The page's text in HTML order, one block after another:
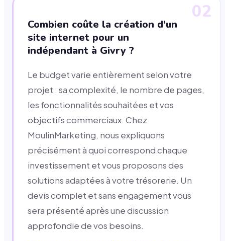
02
Combien coûte la création d'un
site internet pour un
indépendant à Givry ?
Le budget varie entièrement selon votre
projet : sa complexité, le nombre de pages,
les fonctionnalités souhaitées et vos
objectifs commerciaux. Chez
MoulinMarketing, nous expliquons
précisément à quoi correspond chaque
investissement et vous proposons des
solutions adaptées à votre trésorerie. Un
devis complet et sans engagement vous
sera présenté après une discussion
approfondie de vos besoins.